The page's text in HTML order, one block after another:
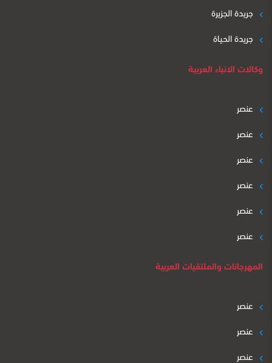
جريدة الجزيرة
جريدة الحياة
وكالات الانباء العربية
عنصر
عنصر
عنصر
عنصر
عنصر
عنصر
المهرجانات والملتقيات العربية
عنصر
عنصر
عنصر